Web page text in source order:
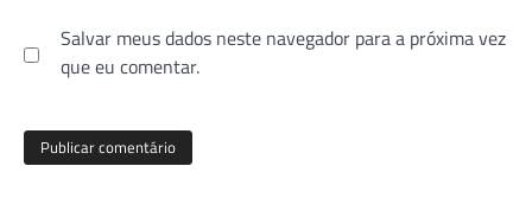
Salvar meus dados neste navegador para a próxima vez
que eu comentar.